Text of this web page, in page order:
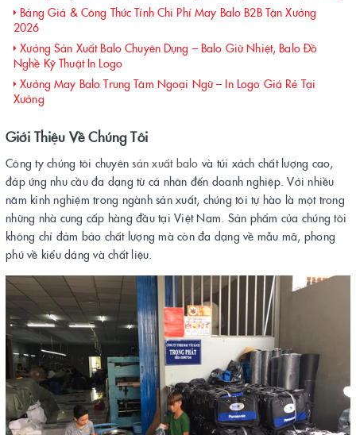
Bảng Giá & Công Thức Tính Chi Phí May Balo B2B Tận Xưởng
2026
Xưởng Sản Xuất Balo Chuyên Dụng – Balo Giữ Nhiệt, Balo Đồ
Nghề Kỹ Thuật In Logo
Xưởng May Balo Trung Tâm Ngoại Ngữ – In Logo Giá Rẻ Tại
Xưởng
Giới Thiệu Về Chúng Tôi
Công ty chúng tôi chuyênsản xuất balo và túi xách chất lượng cao,
đáp ứng nhu cầu đa dạng từ cá nhân đến doanh nghiệp. Với nhiều
năm kinh nghiệm trong ngành sản xuất, chúng tôi tự hào là một trong
những nhà cung cấp hàng đầu tại Việt Nam. Sản phẩm của chúng tôi
không chỉ đảm bảo chất lượng mà còn đa dạng về mẫu mã, phong
phú về kiểu dáng và chất liệu.